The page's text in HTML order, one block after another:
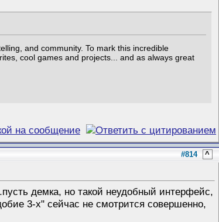
and community. To mark this incredible
cool games and projects... and as always great
#814 ^
демка, но такой неудобный интерфейс,
3-х" сейчас не смотрится совершенно,